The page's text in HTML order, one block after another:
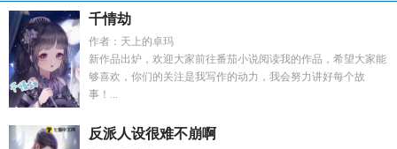
千情劫
作者：天上的卓玛
新作品出炉，欢迎大家前往番茄小说阅读我的作品，希望大家能
够喜欢，你们的关注是我写作的动力，我会努力讲好每个故
事！...
反派人设很难不崩啊